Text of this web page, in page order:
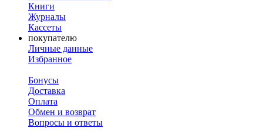
Книги
Журналы
Кассеты
покупателю
Личные данные
Избранное
Бонусы
Доставка
Оплата
Обмен и возврат
Вопросы и ответы